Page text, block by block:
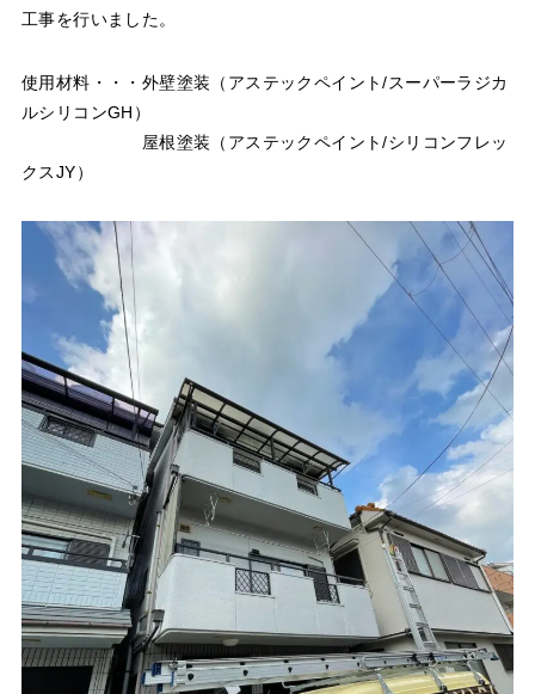
工事を行いました。
使用材料・・・外壁塗装（アステックペイント/スーパーラジカ
ルシリコンGH）
屋根塗装（アステックペイント/シリコンフレッ
クスJY）